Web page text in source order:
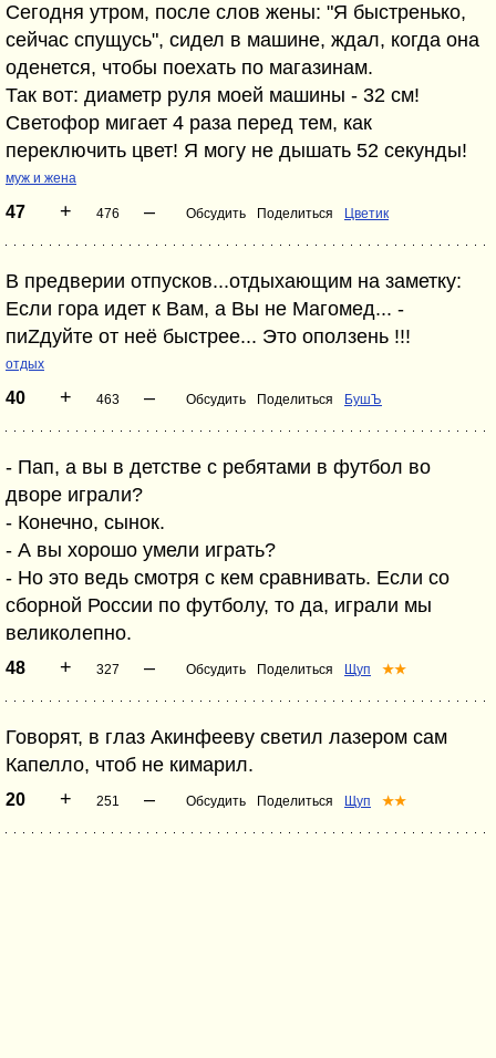
Сегодня утром, после слов жены: "Я быстренько,
сейчас спущусь", сидел в машине, ждал, когда она
оденется, чтобы поехать по магазинам.
Так вот: диаметр руля моей машины - 32 см!
Светофор мигает 4 раза перед тем, как
переключить цвет! Я могу не дышать 52 секунды!
муж и жена
47 + 476 – Обсудить Поделиться Цветик
В предверии отпусков...отдыхающим на заметку:
Если гора идет к Вам, а Вы не Магомед... -
пиZдуйте от неё быстрее... Это оползень !!!
отдых
40 + 463 – Обсудить Поделиться БушЪ
- Пап, а вы в детстве с ребятами в футбол во
дворе играли?
- Конечно, сынок.
- А вы хорошо умели играть?
- Но это ведь смотря с кем сравнивать. Если со
сборной России по футболу, то да, играли мы
великолепно.
48 + 327 – Обсудить Поделиться Щуп ★★
Говорят, в глаз Акинфееву светил лазером сам
Капелло, чтоб не кимарил.
20 + 251 – Обсудить Поделиться Щуп ★★